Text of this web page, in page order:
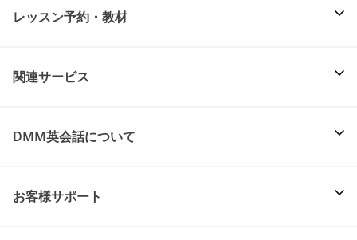
レッスン予約・教材
関連サービス
DMM英会話について
お客様サポート